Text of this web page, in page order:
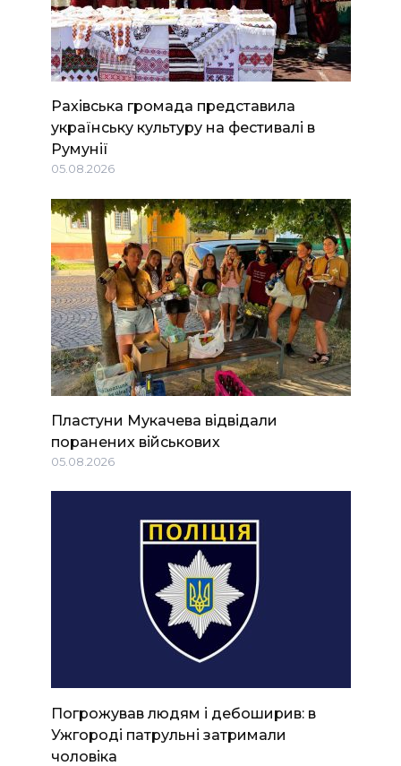
Рахівська громада представила
українську культуру на фестивалі в
Румунії
05.08.2026
Пластуни Мукачева відвідали
поранених військових
05.08.2026
Погрожував людям і дебоширив: в
Ужгороді патрульні затримали
чоловіка